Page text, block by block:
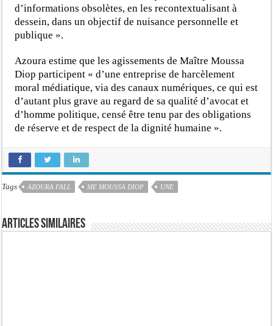
d’informations obsolètes, en les recontextualisant à
dessein, dans un objectif de nuisance personnelle et
publique ».
Azoura estime que les agissements de Maître Moussa
Diop participent « d’une entreprise de harcèlement
moral médiatique, via des canaux numériques, ce qui est
d’autant plus grave au regard de sa qualité d’avocat et
d’homme politique, censé être tenu par des obligations
de réserve et de respect de la dignité humaine ».
Tags AZOURA FALL ME MOUSSA DIOP UNE
Articles similaires